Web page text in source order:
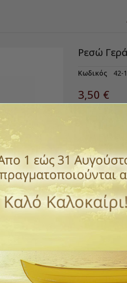
Ρεσώ
Κωδικός 42-
3,50 €
με ΦΠΑ
Συσκευασία
Ποσότητα